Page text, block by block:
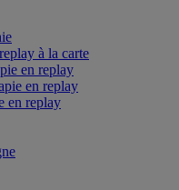
à la carte
en replay
en replay
en replay